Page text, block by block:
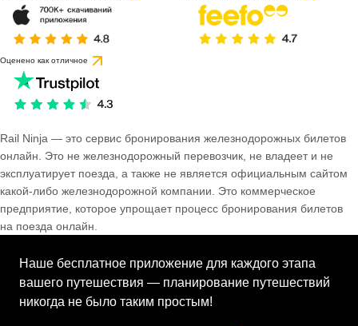
Оценено как отличное
Rail Ninja — это сервис бронирования железнодорожных билетов
онлайн. Это не железнодорожный перевозчик, не владеет и не
эксплуатирует поезда, а также не является официальным сайтом
какой-либо железнодорожной компании. Это коммерческое
предприятие, которое упрощает процесс бронирования билетов
на поезда онлайн.
Наше бесплатное приложение для каждого этапа
вашего путешествия — планирование путешествий
никогда не было таким простым!